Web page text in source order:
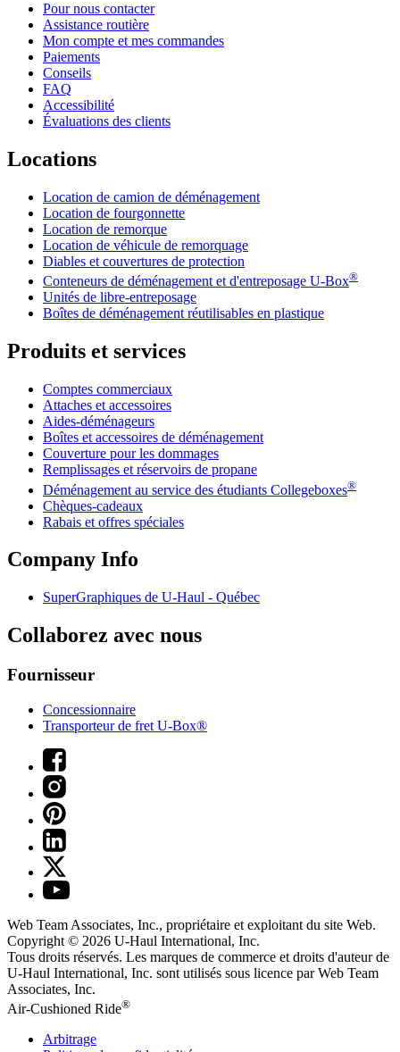
Pour nous contacter
Assistance routière
Mon compte et mes commandes
Paiements
Conseils
FAQ
Accessibilité
Évaluations des clients
Locations
Location de camion de déménagement
Location de fourgonnette
Location de remorque
Location de véhicule de remorquage
Diables et couvertures de protection
Conteneurs de déménagement et d'entreposage U-Box®
Unités de libre-entreposage
Boîtes de déménagement réutilisables en plastique
Produits et services
Comptes commerciaux
Attaches et accessoires
Aides-déménageurs
Boîtes et accessoires de déménagement
Couverture pour les dommages
Remplissages et réservoirs de propane
Déménagement au service des étudiants Collegeboxes®
Chèques-cadeaux
Rabais et offres spéciales
Company Info
SuperGraphiques de U-Haul - Québec
Collaborez avec nous
Fournisseur
Concessionnaire
Transporteur de fret U-Box®
Web Team Associates, Inc., propriétaire et exploitant du site Web.
Copyright © 2026 U-Haul International, Inc.
Tous droits réservés. Les marques de commerce et droits d'auteur de
U-Haul International, Inc. sont utilisés sous licence par Web Team
Associates, Inc.
Air-Cushioned Ride®
Arbitrage